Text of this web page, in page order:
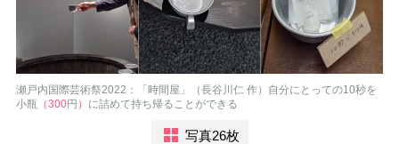
瀬戸内国際芸術祭2022：「時間屋」（長谷川仁 作）自分にとっての10秒を
小瓶（300円 ） に詰めて持ち帰ることができる
写真26枚